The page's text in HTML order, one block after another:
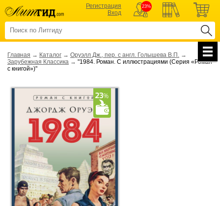
Регистрация
Вход
23%
Главная → Каталог → Оруэлл Дж., пер. с англ. Голышева В.П. →
Зарубежная Классика → "1984. Роман. С иллюстрациями (Серия «Роман
с книгой»)"